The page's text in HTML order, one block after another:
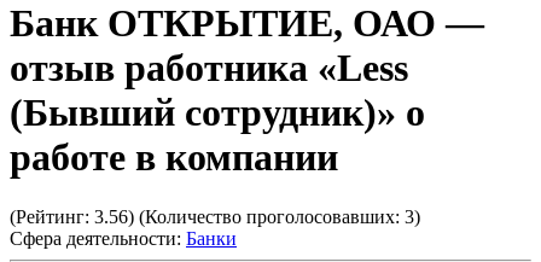
Банк ОТКРЫТИЕ, ОАО —
отзыв работника «Less
(Бывший сотрудник)» о
работе в компании
(Рейтинг: 3.56) (Количество проголосовавших: 3)
Сфера деятельности: Банки